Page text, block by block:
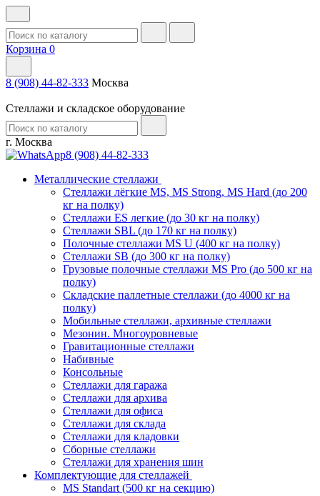
Корзина 0
8 (908) 44-82-333 Москва
Стеллажи и складское оборудование
г. Москва
8 (908) 44-82-333
Металлические стеллажи
Стеллажи лёгкие MS, MS Strong, MS Hard (до 200
кг на полку)
Стеллажи ES легкие (до 30 кг на полку)
Стеллажи SBL (до 170 кг на полку)
Полочные стеллажи MS U (400 кг на полку)
Стеллажи SB (до 300 кг на полку)
Грузовые полочные стеллажи MS Pro (до 500 кг на
полку)
Складские паллетные стеллажи (до 4000 кг на
полку)
Мобильные стеллажи, архивные стеллажи
Мезонин. Многоуровневые
Гравитационные стеллажи
Набивные
Консольные
Стеллажи для гаража
Стеллажи для архива
Стеллажи для офиса
Стеллажи для склада
Стеллажи для кладовки
Сборные стеллажи
Стеллажи для хранения шин
Комплектующие для стеллажей
MS Standart (500 кг на секцию)